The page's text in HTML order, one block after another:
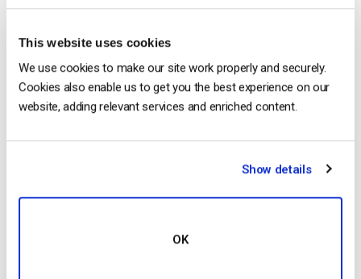
This website uses cookies
We use cookies to make our site work properly and securely.
Cookies also enable us to get you the best experience on our
website, adding relevant services and enriched content.
Show details
OK
Quondos est la première et la plus grande
plateforme d’apprentissage en ligne en langue
espagnole consacrée exclusivement aux conseils
Alex Navarro(Vivirdelared.com) ont décidé de
CONTINUER LA LECTURE